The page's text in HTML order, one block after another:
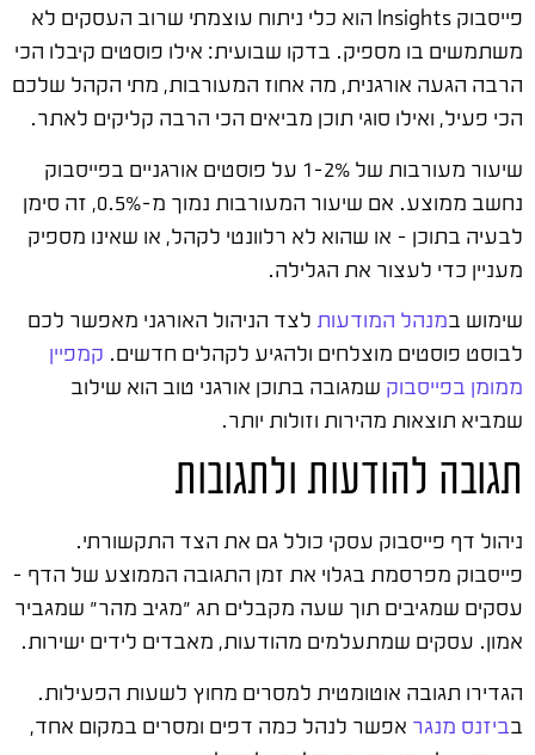
פייסבוק Insights הוא כלי ניתוח עוצמתי שרוב העסקים לא
משתמשים בו מספיק. בדקו שבועית: אילו פוסטים קיבלו הכי
הרבה הגעה אורגנית, מה אחוז המעורבות, מתי הקהל שלכם
הכי פעיל, ואילו סוגי תוכן מביאים הכי הרבה קליקים לאתר.
שיעור מעורבות של 1-2% על פוסטים אורגניים בפייסבוק
נחשב ממוצע. אם שיעור המעורבות נמוך מ-0.5%, זה סימן
לבעיה בתוכן – או שהוא לא רלוונטי לקהל, או שאינו מספיק
מעניין כדי לעצור את הגלילה.
שימוש במנהל המודעות לצד הניהול האורגני מאפשר לכם
לבוסט פוסטים מוצלחים ולהגיע לקהלים חדשים. קמפיין
ממומן בפייסבוק שמגובה בתוכן אורגני טוב הוא שילוב
שמביא תוצאות מהירות וזולות יותר.
תגובה להודעות ולתגובות
ניהול דף פייסבוק עסקי כולל גם את הצד התקשורתי.
פייסבוק מפרסמת בגלוי את זמן התגובה הממוצע של הדף –
עסקים שמגיבים תוך שעה מקבלים תג "מגיב מהר" שמגביר
אמון. עסקים שמתעלמים מהודעות, מאבדים לידים ישירות.
הגדירו תגובה אוטומטית למסרים מחוץ לשעות הפעילות.
בביזנס מנגר אפשר לנהל כמה דפים ומסרים במקום אחד,